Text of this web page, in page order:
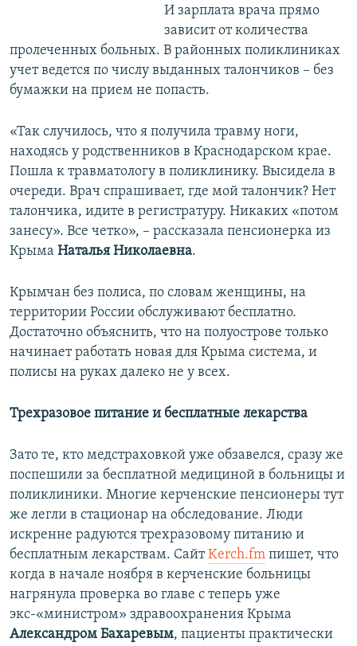
И зарплата врача прямо
зависит от количества
пролеченных больных. В районных поликлиниках
учет ведется по числу выданных талончиков – без
бумажки на прием не попасть.
«Так случилось, что я получила травму ноги,
находясь у родственников в Краснодарском крае.
Пошла к травматологу в поликлинику. Высидела в
очереди. Врач спрашивает, где мой талончик? Нет
талончика, идите в регистратуру. Никаких «потом
занесу». Все четко», – рассказала пенсионерка из
Крыма Наталья Николаевна.
Крымчан без полиса, по словам женщины, на
территории России обслуживают бесплатно.
Достаточно объяснить, что на полуострове только
начинает работать новая для Крыма система, и
полисы на руках далеко не у всех.
Трехразовое питание и бесплатные лекарства
Зато те, кто медстраховкой уже обзавелся, сразу же
поспешили за бесплатной медициной в больницы и
поликлиники. Многие керченские пенсионеры тут
же легли в стационар на обследование. Люди
искренне радуются трехразовому питанию и
бесплатным лекарствам. СайтKerch.fm пишет, что
когда в начале ноября в керченские больницы
нагрянула проверка во главе с теперь уже
экс-«министром» здравоохранения Крыма
Александром Бахаревым, пациенты практически